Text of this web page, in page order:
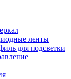
ленты
для подсветки